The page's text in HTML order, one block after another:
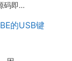
码即…
的USB键